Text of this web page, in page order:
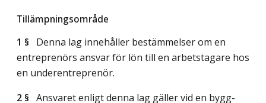
Tillämpningsområde
1 § Denna lag innehåller bestämmelser om en
entreprenörs ansvar för lön till en arbetstagare hos
en underentreprenör.
2 § Ansvaret enligt denna lag gäller vid en bygg-